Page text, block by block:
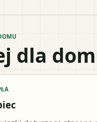
dla